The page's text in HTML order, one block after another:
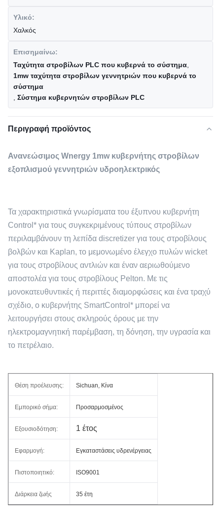
Υλικό:
Χαλκός
Επισημαίνω:
Ταχύτητα στροβίλων PLC που κυβερνά το σύστημα
1mw ταχύτητα στροβίλων γεννητριών που κυβερνά το
σύστημα
Σύστημα κυβερνητών στροβίλων PLC
Περιγραφή προϊόντος
Ανανεώσιμος Wnergy 1mw κυβερνήτης στροβίλων
εξοπλισμού γεννητριών υδροηλεκτρικός
Τα χαρακτηριστικά γνωρίσματα του έξυπνου κυβερνήτη
Control* για τους συγκεκριμένους τύπους στροβίλων
περιλαμβάνουν τη λεπίδα discretizer για τους στροβίλους
βολβών και Kaplan, το μεμονωμένο έλεγχο πυλών wicket
για τους στροβίλους αντλιών και έναν αεριωθούμενο
αποστολέα για τους στροβίλους Pelton. Με τις
μονοκατευθυντικές ή περιττές διαμορφώσεις και ένα τραχύ
σχέδιο, ο κυβερνήτης SmartControl* μπορεί να
λειτουργήσει στους σκληρούς όρους με την
ηλεκτρομαγνητική παρέμβαση, τη δόνηση, την υγρασία και
το πετρέλαιο.
Θέση προέλευσης: Sichuan, Κίνα
Εμπορικό σήμα: Προσαρμοσμένος
Εξουσιοδότηση: 1 έτος
Εφαρμογή: Εγκαταστάσεις υδρενέργειας
Πιστοποιητικό: ISO9001
Διάρκεια ζωής 35 έτη